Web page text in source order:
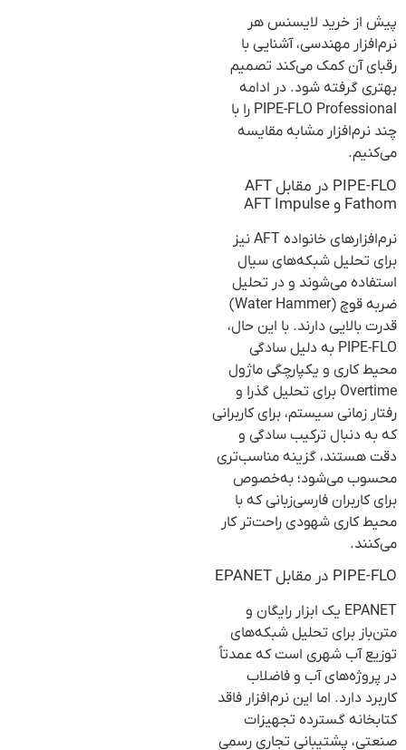
پیش از خرید لایسنس هر
نرم‌افزار مهندسی، آشنایی با
رقبای آن کمک می‌کند تصمیم
بهتری گرفته شود. در ادامه
PIPE-FLO Professional را با
چند نرم‌افزار مشابه مقایسه
می‌کنیم.
PIPE-FLO در مقابل AFT
Fathom و AFT Impulse
نرم‌افزارهای خانواده AFT نیز
برای تحلیل شبکه‌های سیال
استفاده می‌شوند و در تحلیل
ضربه قوچ (Water Hammer)
قدرت بالایی دارند. با این حال،
PIPE-FLO به دلیل سادگی
محیط کاری و یکپارچگی ماژول
Overtime برای تحلیل گذرا و
رفتار زمانی سیستم، برای کاربرانی
که به دنبال ترکیب سادگی و
دقت هستند، گزینه مناسب‌تری
محسوب می‌شود؛ به‌خصوص
برای کاربران فارسی‌زبانی که با
محیط کاری شهودی راحت‌تر کار
می‌کنند.
PIPE-FLO در مقابل EPANET
EPANET یک ابزار رایگان و
متن‌باز برای تحلیل شبکه‌های
توزیع آب شهری است که عمدتاً
در پروژه‌های آب و فاضلاب
کاربرد دارد. اما این نرم‌افزار فاقد
کتابخانه گسترده تجهیزات
صنعتی، پشتیبانی تجاری رسمی